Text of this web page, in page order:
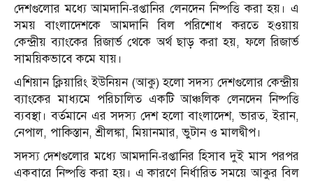
দেশগুলোর মধ্যে আমদানি-রপ্তানির লেনদেন নিষ্পত্তি করা হয়। এ
সময় বাংলাদেশকে আমদানি বিল পরিশোধ করতে হওয়ায়
কেন্দ্রীয় ব্যাংকের রিজার্ভ থেকে অর্থ ছাড় করা হয়, ফলে রিজার্ভ
সাময়িকভাবে কমে যায়।
এশিয়ান ক্লিয়ারিং ইউনিয়ন (আকু) হলো সদস্য দেশগুলোর কেন্দ্রীয়
ব্যাংকের মাধ্যমে পরিচালিত একটি আঞ্চলিক লেনদেন নিষ্পত্তি
ব্যবস্থা। বর্তমানে এর সদস্য দেশ হলো বাংলাদেশ, ভারত, ইরান,
নেপাল, পাকিস্তান, শ্রীলঙ্কা, মিয়ানমার, ভুটান ও মালদ্বীপ।
সদস্য দেশগুলোর মধ্যে আমদানি-রপ্তানির হিসাব দুই মাস পরপর
একবারে নিষ্পত্তি করা হয়। এ কারণে নির্ধারিত সময়ে আকুর বিল